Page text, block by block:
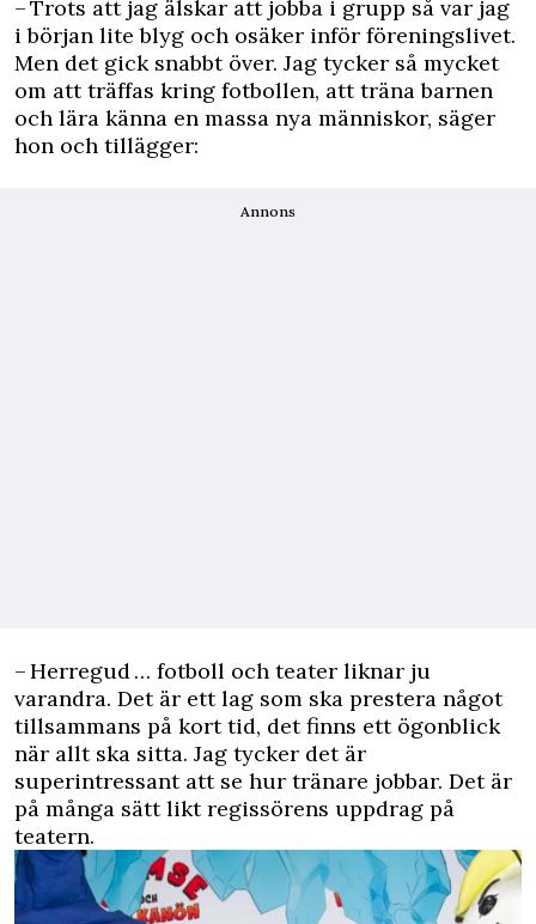
– Trots att jag älskar att jobba i grupp så var jag
i början lite blyg och osäker inför föreningslivet.
Men det gick snabbt över. Jag tycker så mycket
om att träffas kring fotbollen, att träna barnen
och lära känna en massa nya människor, säger
hon och tillägger:
Annons
– Herregud … fotboll och teater liknar ju
varandra. Det är ett lag som ska prestera något
tillsammans på kort tid, det finns ett ögonblick
när allt ska sitta. Jag tycker det är
superintressant att se hur tränare jobbar. Det är
på många sätt likt regissörens uppdrag på
teatern.